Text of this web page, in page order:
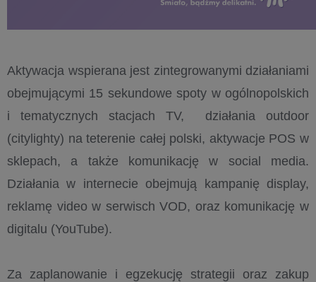
Aktywacja wspierana jest zintegrowanymi działaniami
obejmującymi 15 sekundowe spoty w ogólnopolskich
i tematycznych stacjach TV, działania outdoor
(citylighty) na teterenie całej polski, aktywacje POS w
sklepach, a także komunikację w social media.
Działania w internecie obejmują kampanię display,
reklamę video w serwisch VOD, oraz komunikację w
digitalu (YouTube).
Za zaplanowanie i egzekucję strategii oraz zakup